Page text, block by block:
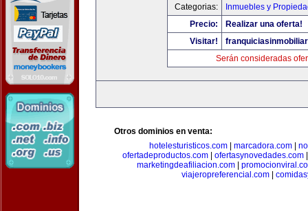
Categorias:
Inmuebles y
Precio:
Realizar una oferta!
Visitar!
Serán consideradas
Otros dominios en venta:
hotelesturisticos.com
marcadora.com
ofertadeproductos.com| ofertasynovedades.com
marketingdeafiliacion.com|
viajeropreferencial.com